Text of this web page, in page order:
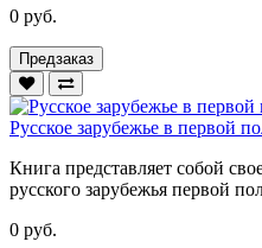
0 руб.
Предзаказ
Русское зарубежье в первой
Книга представляет собой
русского зарубежья первой
0 руб.